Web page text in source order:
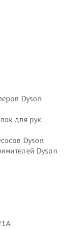
Dyson
для рук
Dyson
Dyson